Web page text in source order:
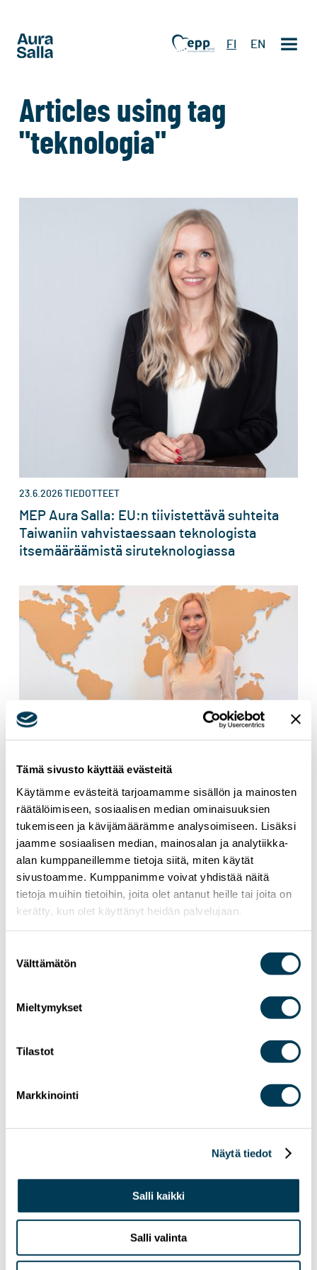
Tämä sivusto käyttää evästeitä
Käytämme evästeitä tarjoamamme sisällön ja mainosten
räätälöimiseen, sosiaalisen median ominaisuuksien
tukemiseen ja kävijämäärämme analysoimiseen. Lisäksi
jaamme sosiaalisen median, mainosalan ja analytiikka-
alan kumppaneillemme tietoja siitä, miten käytät
sivustoamme. Kumppanimme voivat yhdistää näitä
tietoja muihin tietoihin, joita olet antanut heille tai joita on
kerätty, kun olet käyttänyt heidän palvelujaan.
valinta
Välttämätön
Mieltymykset
Tilastot
Markkinointi
Näytä tiedot
Salli kaikki
Salli valinta
FI EN
Articles using tag
"teknologia"
23.6.2026 TIEDOTTEET
MEP Aura Salla: EU:n tiivistettävä suhteita
Taiwaniin vahvistaessaan teknologista
itsemääräämistä siruteknologiassa
3.6.2026 UUTISET
Euroopan teknologinen itsemääräämisoikeus
vaatii konkreettisia tekoja
8.5.2026 UUTISET